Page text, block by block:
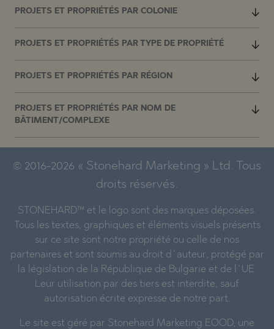
PROJETS ET PROPRIÉTÉS PAR COLONIE
PROJETS ET PROPRIÉTÉS PAR TYPE DE PROPRIÉTÉ
PROJETS ET PROPRIÉTÉS PAR RÉGION
PROJETS ET PROPRIÉTÉS PAR NOM DE
BÂTIMENT/COMPLEXE
© 2016-2026 « Stonehard Marketing » Ltd. Tous
droits réservés.
STONEHARD™ et le logo sont des marques déposées.
Tous les textes, graphiques et éléments visuels présents
sur ce site sont notre propriété ou celle de nos
partenaires et sont soumis au droit d`auteur, protégé par
la législation de la République de Bulgarie et de l`UE.
Leur utilisation par des tiers est interdite, sauf
autorisation écrite expresse de notre part.
Le site est géré par Stonehard Marketing EOOD, une